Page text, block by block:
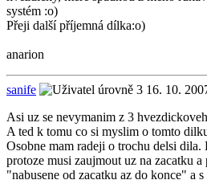
systém :o)
Přeji další příjemná dílka:o)
anarion
sanife
16. 10.
Asi uz se nevymanim z 3
A ted k tomu co si myslim o tomto
Osobne mam radeji o trochu delsi
protoze musi zaujmout uz na zacatku
"nabusene od zacatku az do konce" a